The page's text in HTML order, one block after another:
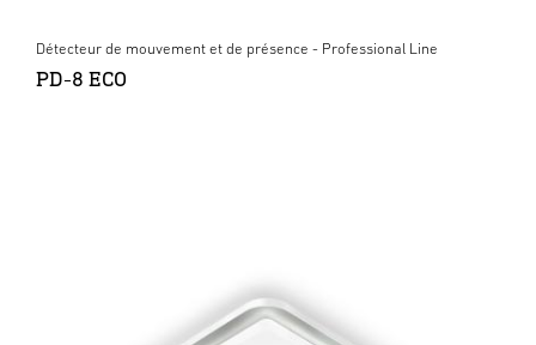
Détecteur de mouvement et de présence - Professional Line
PD-8 ECO